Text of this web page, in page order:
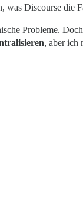
was Discourse die
Probleme.
, aber ich